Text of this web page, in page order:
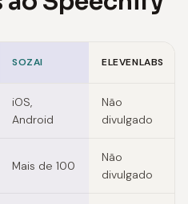
SOZAI ELEVENLABS
iOS,
Android
Não
divulgado
Mais de 100
Não
divulgado